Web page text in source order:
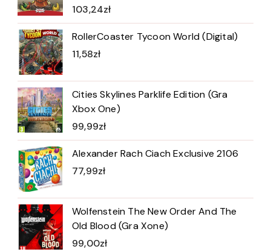
103,24zł
RollerCoaster Tycoon World (Digital)
11,58zł
Cities Skylines Parklife Edition (Gra
Xbox One)
99,99zł
Alexander Rach Ciach Exclusive 2106
77,99zł
Wolfenstein The New Order And The
Old Blood (Gra Xone)
99,00zł